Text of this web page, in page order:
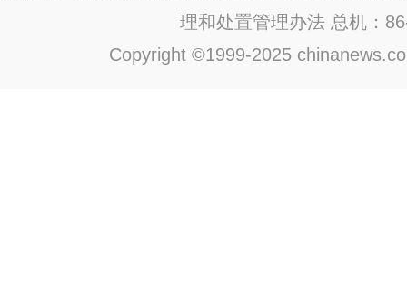
理和处置管理办法 总机：
Copyright ©1999-2025